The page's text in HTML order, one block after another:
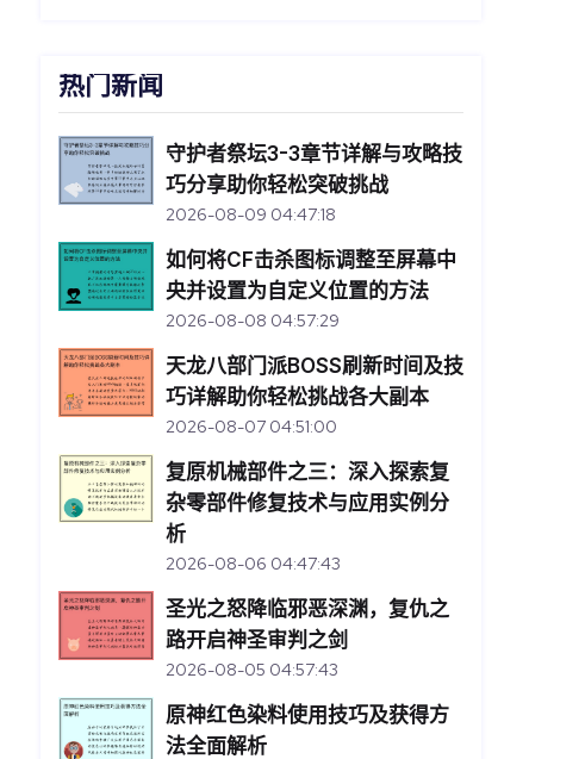
热门新闻
守护者祭坛3-3章节详解与攻略技
巧分享助你轻松突破挑战
2026-08-09 04:47:18
如何将CF击杀图标调整至屏幕中
央并设置为自定义位置的方法
2026-08-08 04:57:29
天龙八部门派BOSS刷新时间及技
巧详解助你轻松挑战各大副本
2026-08-07 04:51:00
复原机械部件之三：深入探索复
杂零部件修复技术与应用实例分
析
2026-08-06 04:47:43
圣光之怒降临邪恶深渊，复仇之
路开启神圣审判之剑
2026-08-05 04:57:43
原神红色染料使用技巧及获得方
法全面解析